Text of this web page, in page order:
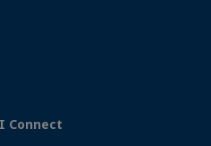
Connect